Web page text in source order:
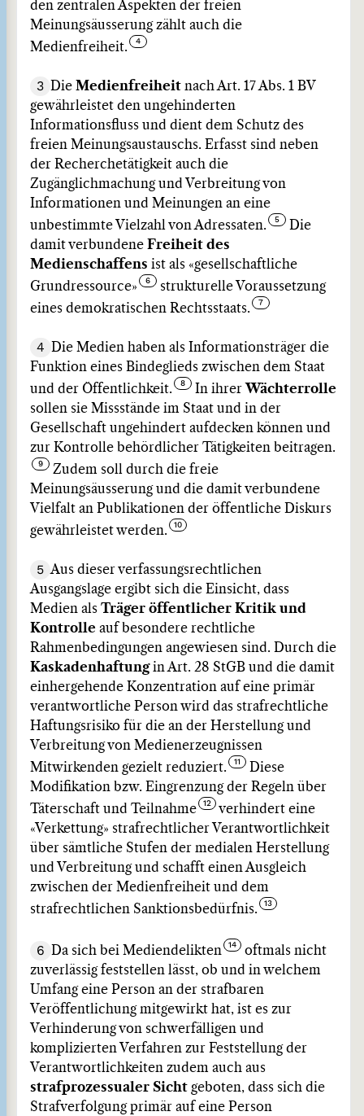
den zentralen Aspekten der freien
Meinungsäusserung zählt auch die
Medienfreiheit.
3 Die Medienfreiheit nach Art. 17 Abs. 1 BV
gewährleistet den ungehinderten
Informationsfluss und dient dem Schutz des
freien Meinungsaustauschs. Erfasst sind neben
der Recherchetätigkeit auch die
Zugänglichmachung und Verbreitung von
Informationen und Meinungen an eine
unbestimmte Vielzahl von Adressaten.
Die
damit verbundene Freiheit des
Medienschaffens ist als «gesellschaftliche
Grundressource»
strukturelle Voraussetzung
eines demokratischen Rechtsstaats.
4
Die Medien haben als Informationsträger die
Funktion eines Bindeglieds zwischen dem Staat
und der Öffentlichkeit.
In ihrer Wächterrolle
sollen sie Missstände im Staat und in der
Gesellschaft ungehindert aufdecken können und
zur Kontrolle behördlicher Tätigkeiten beitragen.
Zudem soll durch die freie
Meinungsäusserung und die damit verbundene
Vielfalt an Publikationen der öffentliche Diskurs
gewährleistet werden.
5 Aus dieser verfassungsrechtlichen
Ausgangslage ergibt sich die Einsicht, dass
Medien als Träger öffentlicher Kritik und
Kontrolle auf besondere rechtliche
Rahmenbedingungen angewiesen sind. Durch die
Kaskadenhaftungin Art. 28 StGB und die damit
einhergehende Konzentration auf eine primär
verantwortliche Person wird das strafrechtliche
Haftungsrisiko für die an der Herstellung und
Verbreitung von Medienerzeugnissen
Mitwirkenden gezielt reduziert.
Diese
Modifikation bzw. Eingrenzung der Regeln über
Täterschaft und Teilnahme
verhindert eine
«Verkettung» strafrechtlicher Verantwortlichkeit
über sämtliche Stufen der medialen Herstellung
und Verbreitung und schafft einen Ausgleich
zwischen der Medienfreiheit und dem
strafrechtlichen Sanktionsbedürfnis.
6 Da sich bei Mediendelikten
oftmals nicht
zuverlässig feststellen lässt, ob und in welchem
Umfang eine Person an der strafbaren
Veröffentlichung mitgewirkt hat, ist es zur
Verhinderung von schwerfälligen und
komplizierten Verfahren zur Feststellung der
Verantwortlichkeiten zudem auch aus
strafprozessualer Sicht geboten, dass sich die
Strafverfolgung primär auf eine Person